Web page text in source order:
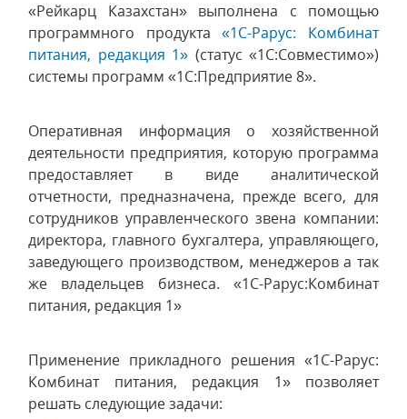
«Рейкарц Казахстан» выполнена с помощью
программного продукта«1С-Рарус: Комбинат
питания, редакция 1» (статус «1С:Совместимо»)
системы программ «1С:Предприятие 8».
Оперативная информация о хозяйственной
деятельности предприятия, которую программа
предоставляет в виде аналитической
отчетности, предназначена, прежде всего, для
сотрудников управленческого звена компании:
директора, главного бухгалтера, управляющего,
заведующего производством, менеджеров а так
же владельцев бизнеса. «1С-Рарус:Комбинат
питания, редакция 1»
Применение прикладного решения «1С-Рарус:
Комбинат питания, редакция 1» позволяет
решать следующие задачи: